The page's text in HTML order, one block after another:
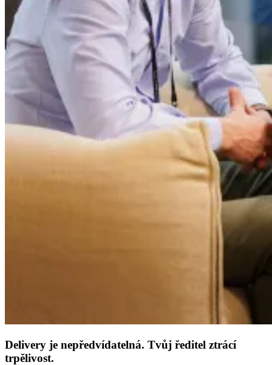
Delivery je nepředvídatelná. Tvůj ředitel ztrácí
trpělivost.